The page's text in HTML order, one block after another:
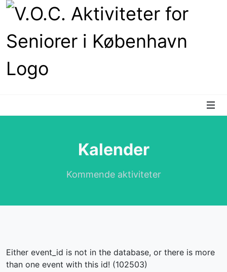
Kalender
Kommende aktiviteter
Either event_id is not in the database, or there is more
than one event with this id! (102503)